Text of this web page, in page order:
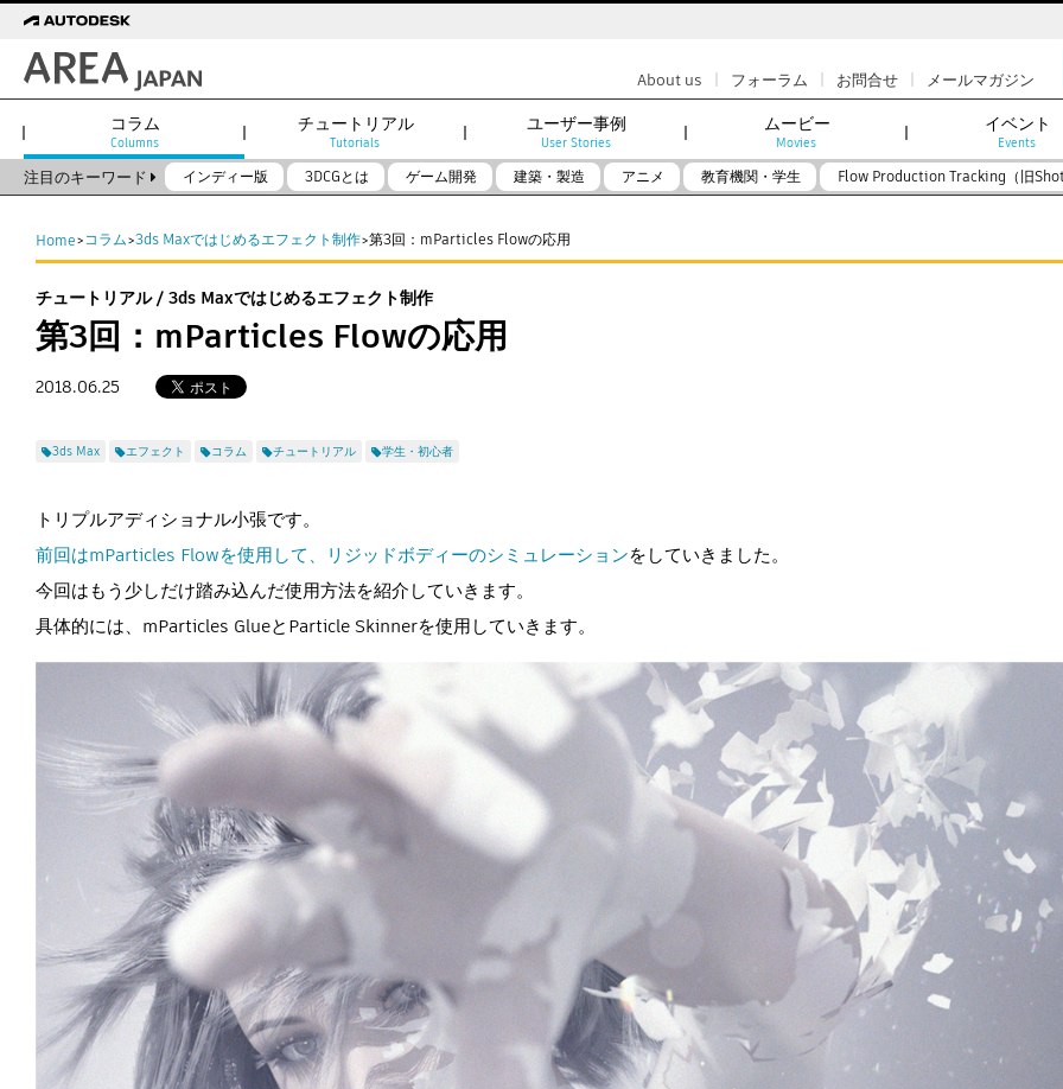
About us | フォーラム | お問合せ | メールマガジン
コラム
Columns
チュートリアル
Tutorials
ユーザー事例
User Stories
ムービー
Movies
イベント
Events
注目のキーワード インディー版 3DCGとは ゲーム開発 建築・製造 アニメ 教育機関・学生 Flow Production Tracking（旧
Home>コラム>3ds Maxではじめるエフェクト制作>第3回：mParticles Flowの応用
チュートリアル / 3ds Maxではじめるエフェクト制作
第3回：mParticles Flowの応用
2018.06.25
3ds Max エフェクト コラム チュートリアル 学生・初心者
トリプルアディショナル小張です。
前回はmParticles Flowを使用して、リジッドボディーのシミュレーションをしていきました。
今回はもう少しだけ踏み込んだ使用方法を紹介していきます。
具体的には、mParticles GlueとParticle Skinnerを使用していきます。